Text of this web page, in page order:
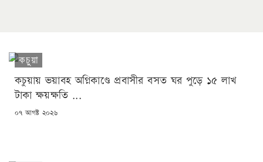
কচুয়া
কচুয়ায় ভয়াবহ অগ্নিকাণ্ডে প্রবাসীর বসত ঘর পুড়ে ১৫ লাখ
টাকা ক্ষয়ক্ষতি ...
POSTED
০৭ আগষ্ট ২০২৬